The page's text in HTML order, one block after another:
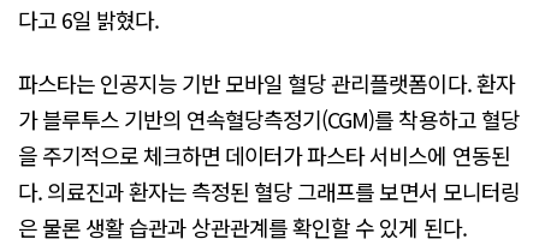
다고 6일 밝혔다.
파스타는 인공지능 기반 모바일 혈당 관리플랫폼이다. 환자
가 블루투스 기반의 연속혈당측정기(CGM)를 착용하고 혈당
을 주기적으로 체크하면 데이터가 파스타 서비스에 연동된
다. 의료진과 환자는 측정된 혈당 그래프를 보면서 모니터링
은 물론 생활 습관과 상관관계를 확인할 수 있게 된다.